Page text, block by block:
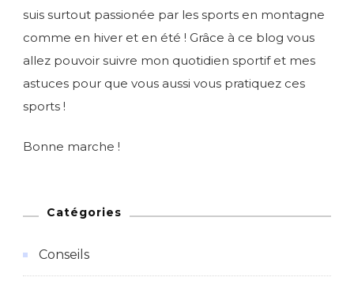
suis surtout passionée par les sports en montagne
comme en hiver et en été ! Grâce à ce blog vous
allez pouvoir suivre mon quotidien sportif et mes
astuces pour que vous aussi vous pratiquez ces
sports !
Bonne marche !
Catégories
Conseils